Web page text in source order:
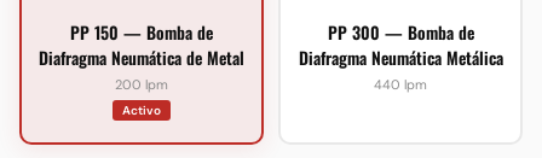
PP 150 — Bomba de
Diafragma Neumática de Metal
200 lpm
Activo
PP 300 — Bomba de
Diafragma Neumática Metálica
440 lpm